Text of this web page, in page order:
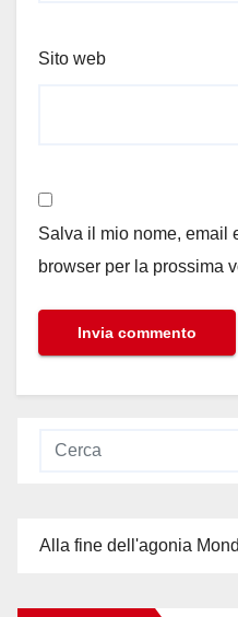
Sito web
Salva il mio nome, email
browser per la prossima
Alla fine dell'agonia